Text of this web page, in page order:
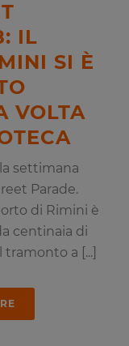
IL
SI È
VOLTA
settimana
Parade.
di Rimini è
centinaia di
a [...]